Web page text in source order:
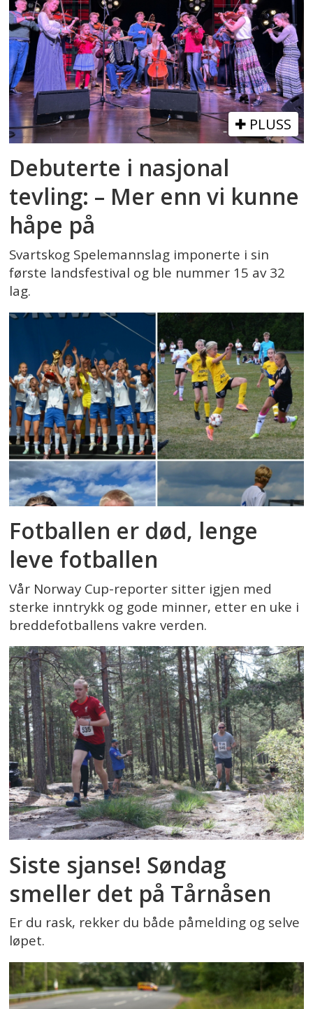
PLUSS
Debuterte i nasjonal
tevling: – Mer enn vi kunne
håpe på
Svartskog Spelemannslag imponerte i sin
første landsfestival og ble nummer 15 av 32
lag.
Fotballen er død, lenge
leve fotballen
Vår Norway Cup-reporter sitter igjen med
sterke inntrykk og gode minner, etter en uke i
breddefotballens vakre verden.
Siste sjanse! Søndag
smeller det på Tårnåsen
Er du rask, rekker du både påmelding og selve
løpet.